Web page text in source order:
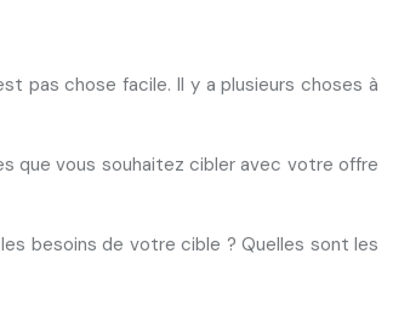
pas chose facile. Il y a plusieurs choses à
que vous souhaitez cibler avec votre offre
besoins de votre cible ? Quelles sont les